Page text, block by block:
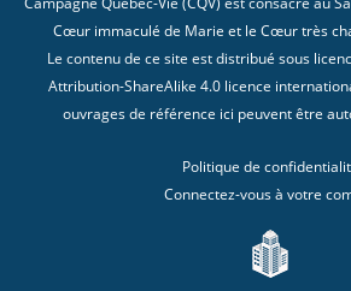
Cœur immaculé de Marie et le Cœur très
Le contenu de ce site est distribué sous
Attribution-ShareAlike 4.0 licence
ouvrages de référence ici peuvent être
Politique de
Connectez-vous à votre